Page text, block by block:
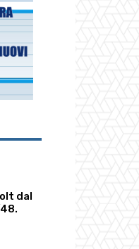
dal